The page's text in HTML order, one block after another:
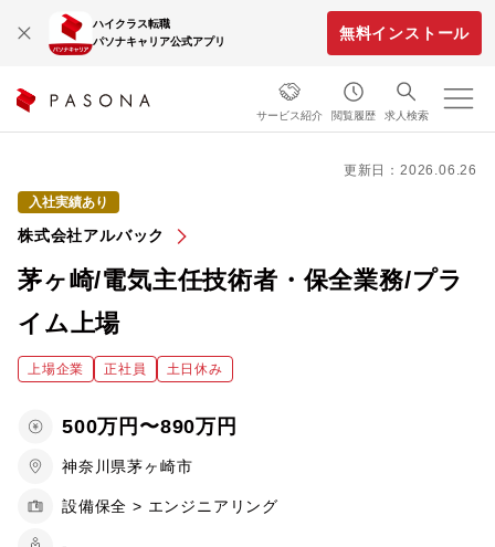
ハイクラス転職
パソナキャリア公式アプリ
無料インストール
サービス紹介 閲覧履歴 求人検索
更新日：2026.06.26
入社実績あり
株式会社アルバック
茅ヶ崎/電気主任技術者・保全業務/プラ
イム上場
上場企業 正社員 土日休み
500万円〜890万円
神奈川県茅ヶ崎市
設備保全 > エンジニアリング